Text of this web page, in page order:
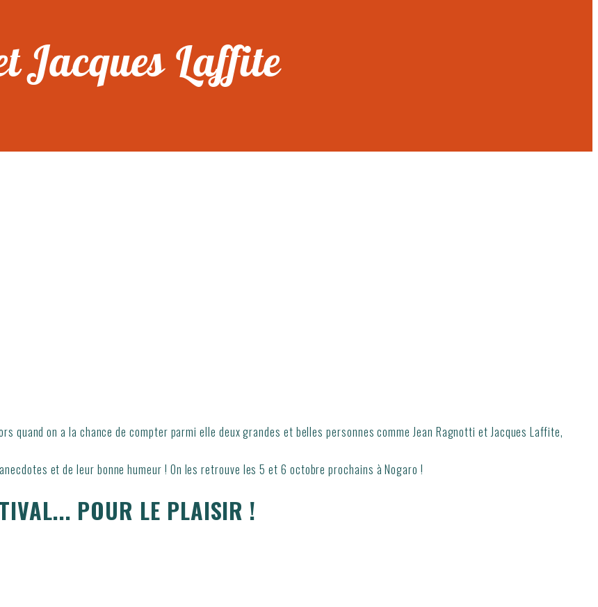
Jacques Laffite
quand on a la chance de compter parmi elle deux grandes et belles personnes comme Jean Ragnotti et Jacques Laffite,
et de leur bonne humeur ! On les retrouve les 5 et 6 octobre prochains à Nogaro !
POUR LE PLAISIR !